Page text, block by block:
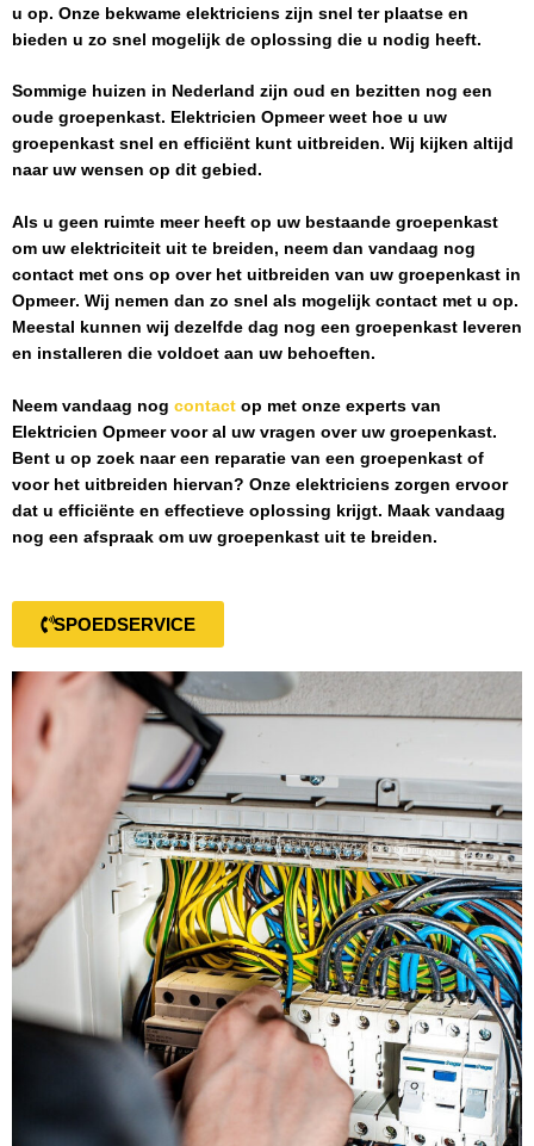
u op. Onze bekwame elektriciens zijn snel ter plaatse en
bieden u zo snel mogelijk de oplossing die u nodig heeft.
Sommige huizen in Nederland zijn oud en bezitten nog een
oude groepenkast. Elektricien Opmeerweet hoe u uw
groepenkast snel en efficiënt kunt uitbreiden. Wij kijken altijd
naar uw wensen op dit gebied.
Als u geen ruimte meer heeft op uw bestaande groepenkast
om uw elektriciteit uit te breiden, neem dan vandaag nog
contact met ons op over het uitbreiden van uw groepenkast in
Opmeer. Wij nemen dan zo snel als mogelijk contact met u op.
Meestal kunnen wij dezelfde dag nog een groepenkast leveren
en installeren die voldoet aan uw behoeften.
Neem vandaag nog contact op met onze experts van
Elektricien Opmeervoor al uw vragen over uw groepenkast.
Bent u op zoek naar een reparatie van een groepenkast of
voor het uitbreiden hiervan? Onze elektriciens zorgen ervoor
dat u efficiënte en effectieve oplossing krijgt. Maak vandaag
nog een afspraak om uw groepenkast uit te breiden.
SPOEDSERVICE